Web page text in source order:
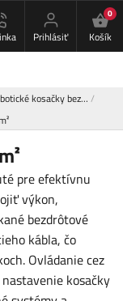
Prihlásiť
0
Košík
kosačky bez…
pre efektívnu
výkon,
bezdrôtové
kábla, čo
Ovládanie cez
kosačky